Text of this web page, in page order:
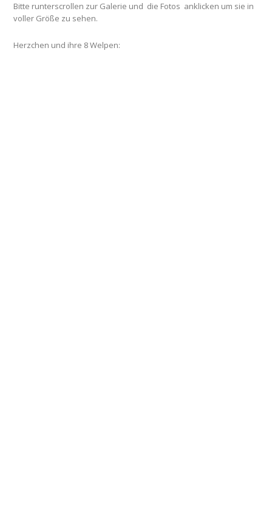
Bitte runterscrollen zur Galerie und die Fotos anklicken um sie in
voller Größe zu sehen.
Herzchen und ihre 8 Welpen: